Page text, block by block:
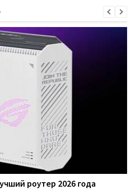
роутер 2026 года